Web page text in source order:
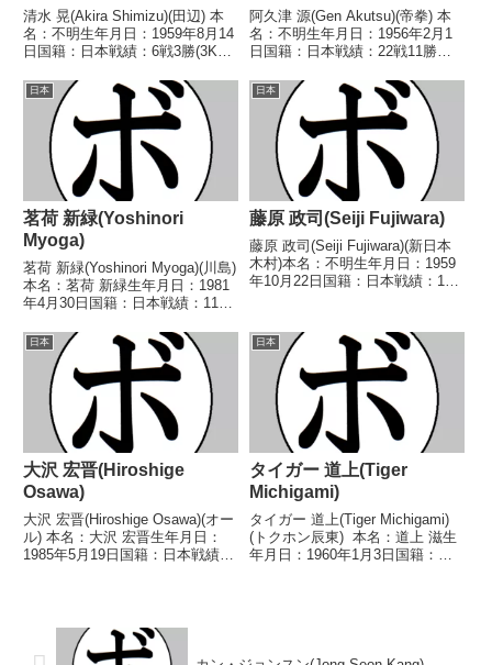
清水 晃(Akira Shimizu)(田辺) 本
名：不明生年月日：1959年8月14
日国籍：日本戦績：6戦3勝(3KO)
歴】1979/11/22 ○4RKO 木原
義明(協栄河合)1980/01/10 ●...
阿久津 源(Gen Akutsu)(帝拳) 本
名：不明生年月日：1956年2月1
日国籍：日本戦績：22戦11勝
し 【戦歴】1974/09/22 ○4R判
定 (採点不明) 鈴木 栄(埼玉中
央)1974/1...
日本
茗荷 新緑(Yoshinori
Myoga)
茗荷 新緑(Yoshinori Myoga)(川島)
本名：茗荷 新緑生年月日：1981
年4月30日国籍：日本戦績：11戦
ル】なし【戦歴】2004/04/03
△4R判定 0-1(37-38、37-37、
日本
藤原 政司(Seiji Fujiwara)
藤原 政司(Seiji Fujiwara)(新日本
木村)本名：不明生年月日：1959
年10月22日国籍：日本戦績：17
イト級新人王【戦歴】
1980/11/24 ○4R判定...
日本
大沢 宏晋(Hiroshige
Osawa)
大沢 宏晋(Hiroshige Osawa)(オー
ル) 本名：大沢 宏晋生年月日：
1985年5月19日国籍：日本戦績：
フェザー級王座...
日本
タイガー 道上(Tiger
Michigami)
タイガー 道上(Tiger Michigami)
(トクホン辰東) 本名：道上 滋生
年月日：1960年1月3日国籍：日